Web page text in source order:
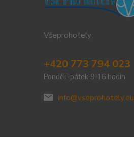
Všeprohotely
+420 773 794 023
Pondělí-pátek 9-16 hodin
info@vseprohotely.eu